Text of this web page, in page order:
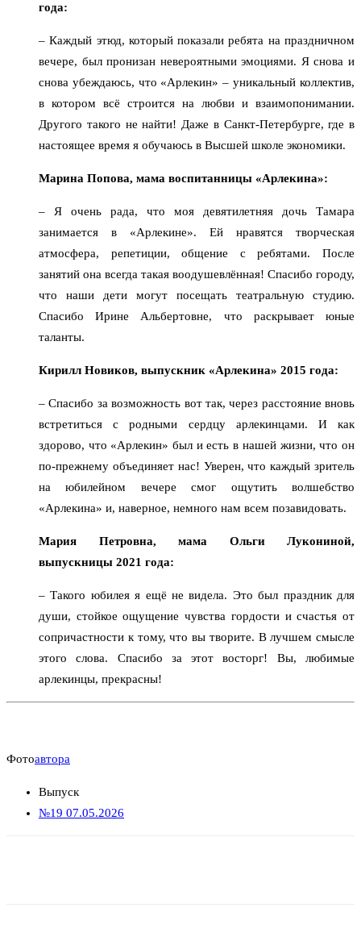
года:
– Каждый этюд, который показали ребята на праздничном
вечере, был пронизан невероятными эмоциями. Я снова и
снова убеждаюсь, что «Арлекин» – уникальный коллектив,
в котором всё строится на любви и взаимопонимании.
Другого такого не найти! Даже в Санкт-Петербурге, где в
настоящее время я обучаюсь в Высшей школе экономики.
Марина Попова, мама воспитанницы «Арлекина»:
– Я очень рада, что моя девятилетняя дочь Тамара
занимается в «Арлекине». Ей нравятся творческая
атмосфера, репетиции, общение с ребятами. После
занятий она всегда такая воодушевлённая! Спасибо городу,
что наши дети могут посещать театральную студию.
Спасибо Ирине Альбертовне, что раскрывает юные
таланты.
Кирилл Новиков, выпускник «Арлекина» 2015 года:
– Спасибо за возможность вот так, через расстояние вновь
встретиться с родными сердцу арлекинцами. И как
здорово, что «Арлекин» был и есть в нашей жизни, что он
по-прежнему объединяет нас! Уверен, что каждый зритель
на юбилейном вечере смог ощутить волшебство
«Арлекина» и, наверное, немного нам всем позавидовать.
Мария Петровна, мама Ольги Лукониной,
выпускницы 2021 года:
– Такого юбилея я ещё не видела. Это был праздник для
души, стойкое ощущение чувства гордости и счастья от
сопричастности к тому, что вы творите. В лучшем смысле
этого слова. Спасибо за этот восторг! Вы, любимые
арлекинцы, прекрасны!
Фотоавтора
Выпуск
№19 07.05.2026